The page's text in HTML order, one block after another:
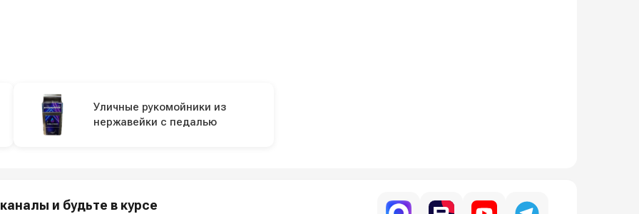
Уличные рукомойники из
нержавейки с педалью
и будьте в курсе